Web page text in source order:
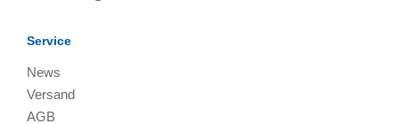
Service
News
Versand
AGB